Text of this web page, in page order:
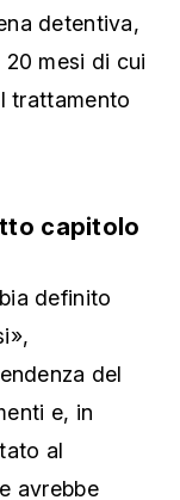
detentiva,
mesi di cui
trattamento
capitolo
definito
del
e, in
al
avrebbe